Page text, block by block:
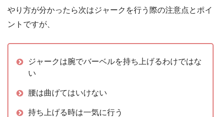
やり方が分かったら次はジャークを行う際の注意点とポイ
ントですが、
ジャークは腕でバーベルを持ち上げるわけではな
い
腰は曲げてはいけない
持ち上げる時は一気に行う